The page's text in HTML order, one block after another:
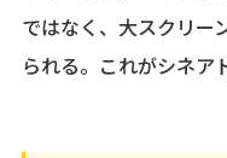
ではなく、大スクリー
られる。これがシネア